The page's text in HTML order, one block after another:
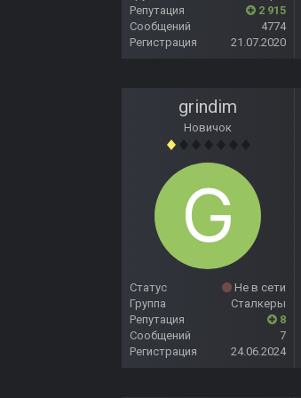
Репутация
2 915
Сообщений
4774
Регистрация
21.07.2020
grindim
Новичок
Статус
Не в сети
Группа
Сталкеры
Репутация
8
Сообщений
7
Регистрация
24.06.2024